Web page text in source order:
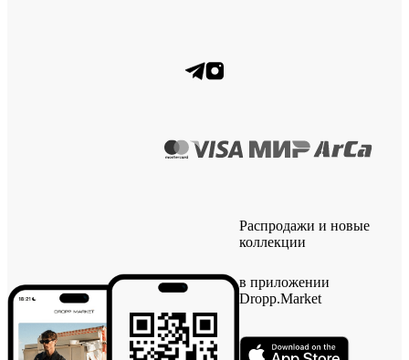
Распродажи и новые
коллекции
в приложении
Dropp.Market